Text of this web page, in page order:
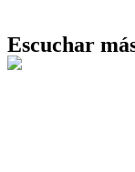
Escuchar